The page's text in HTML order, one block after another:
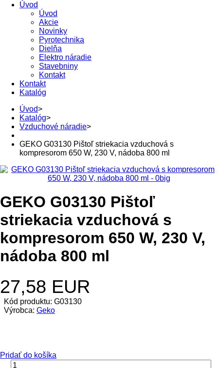
Úvod
Úvod
Akcie
Novinky
Pyrotechnika
Dielňa
Elektro náradie
Stavebniny
Kontakt
Kontakt
Katalóg
Úvod>
Katalóg>
Vzduchové náradie>
GEKO G03130 Pištoľ striekacia vzduchová s
kompresorom 650 W, 230 V, nádoba 800 ml
GEKO G03130 Pištoľ
striekacia vzduchová s
kompresorom 650 W, 230 V,
nádoba 800 ml
27,58 EUR
Kód produktu: G03130
Výrobca: Geko
Pridať do košíka